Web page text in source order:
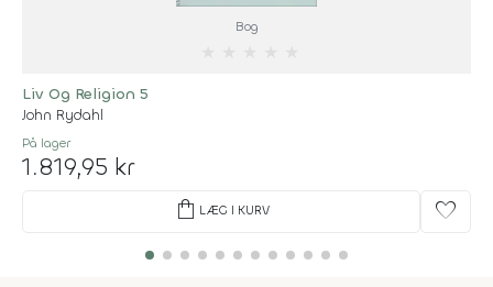
Bog
Liv Og Religion 5
John Rydahl
På lager
1.819,95 kr
shopping_bag LÆG I KURV favorite